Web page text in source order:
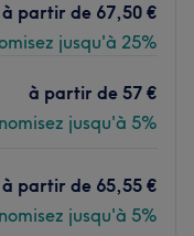
de relaxation !
par une équipe
des plus
massages !
le Nuad
à partir de 67,50 €
jusqu'à 25%
à partir de 57 €
jusqu'à 5%
à partir de 65,55 €
jusqu'à 5%